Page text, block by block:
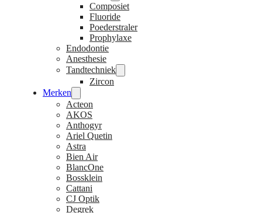
Composiet
Fluoride
Poederstraler
Prophylaxe
Endodontie
Anesthesie
Tandtechniek
Zircon
Merken
Acteon
AKOS
Anthogyr
Ariel Quetin
Astra
Bien Air
BlancOne
Bossklein
Cattani
CJ Optik
Degrek